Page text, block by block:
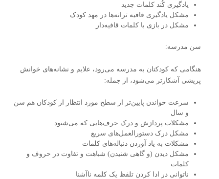
یادگیری کُند کلمات جدید
مشکل یادگیری قافیه ترانه‌ها در مهد کودک
مشکل در بازی با کلمات قافیه‌دار
سن مدرسه:
هنگامی که کودکتان به مدرسه می‌رود، علایم و نشانه‌های خوانش‌
پریشی آشکارتر می‌شود، از جمله:
سرعت خواندن پایین‌تر از سطح مورد انتظار از کودکان هم سن
و سال
مشکلات پردازش و درک حرف‌هایی که می‌شنود
مشکل درک دستورالعمل‌های سریع
مشکلات به یاد آوردن دنباله‌های کلمات
مشکل دیدن (و گاهی شنیدن) شباهت و تفاوت در حروف و
کلمات
ناتوانی در ادا کردن تلفظ یک کلمه ناآشنا